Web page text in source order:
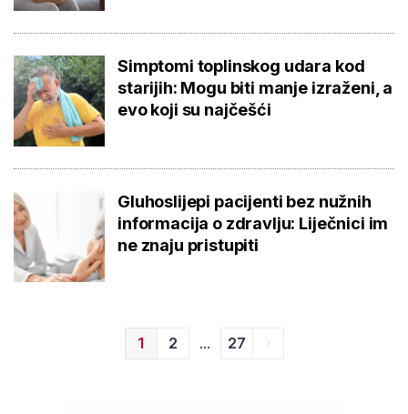
Simptomi toplinskog udara kod
starijih: Mogu biti manje izraženi, a
evo koji su najčešći
Gluhoslijepi pacijenti bez nužnih
informacija o zdravlju: Liječnici im
ne znaju pristupiti
1 2 ... 27